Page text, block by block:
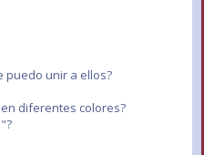
puedo unir a ellos?
diferentes colores?